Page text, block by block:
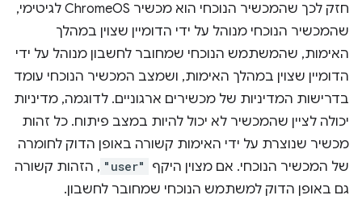
חזק לכך שהמכשיר הנוכחי הוא מכשיר ChromeOS לגיטימי,
שהמכשיר הנוכחי מנוהל על ידי הדומיין שצוין במהלך
האימות, שהמשתמש הנוכחי שמחובר לחשבון מנוהל על ידי
הדומיין שצוין במהלך האימות, ושמצב המכשיר הנוכחי עומד
בדרישות המדיניות של מכשירים ארגוניים. לדוגמה, מדיניות
יכולה לציין שהמכשיר לא יכול להיות במצב פיתוח. כל זהות
מכשיר שנוצרת על ידי האימות קשורה באופן הדוק לחומרה
של המכשיר הנוכחי. אם מצוין היקף
"user" , הזהות קשורה
גם באופן הדוק למשתמש הנוכחי שמחובר לחשבון.